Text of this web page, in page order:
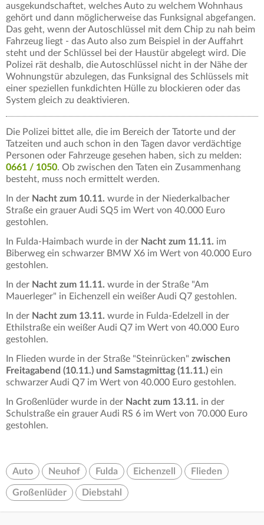
ausgekundschaftet, welches Auto zu welchem Wohnhaus
gehört und dann möglicherweise das Funksignal abgefangen.
Das geht, wenn der Autoschlüssel mit dem Chip zu nah beim
Fahrzeug liegt - das Auto also zum Beispiel in der Auffahrt
steht und der Schlüssel bei der Haustür abgelegt wird. Die
Polizei rät deshalb, die Autoschlüssel nicht in der Nähe der
Wohnungstür abzulegen, das Funksignal des Schlüssels mit
einer speziellen funkdichten Hülle zu blockieren oder das
System gleich zu deaktivieren.
Die Polizei bittet alle, die im Bereich der Tatorte und der
Tatzeiten und auch schon in den Tagen davor verdächtige
Personen oder Fahrzeuge gesehen haben, sich zu melden:
0661 / 1050. Ob zwischen den Taten ein Zusammenhang
besteht, muss noch ermittelt werden.
In der Nacht zum 10.11. wurde in der Niederkalbacher
Straße ein grauer Audi SQ5 im Wert von 40.000 Euro
gestohlen.
In Fulda-Haimbach wurde in der Nacht zum 11.11. im
Biberweg ein schwarzer BMW X6 im Wert von 40.000 Euro
gestohlen.
In der Nacht zum 11.11. wurde in der Straße "Am
Mauerleger" in Eichenzell ein weißer Audi Q7 gestohlen.
In der Nacht zum 13.11. wurde in Fulda-Edelzell in der
Ethilstraße ein weißer Audi Q7 im Wert von 40.000 Euro
gestohlen.
In Flieden wurde in der Straße "Steinrücken" zwischen
Freitagabend (10.11.) und Samstagmittag (11.11.) ein
schwarzer Audi Q7 im Wert von 40.000 Euro gestohlen.
In Großenlüder wurde in der Nacht zum 13.11. in der
Schulstraße ein grauer Audi RS 6 im Wert von 70.000 Euro
gestohlen.
Auto Neuhof Fulda Eichenzell Flieden
Großenlüder Diebstahl